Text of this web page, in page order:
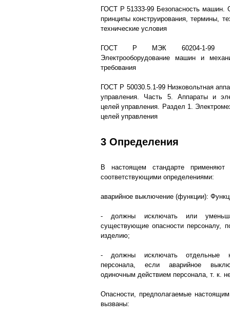
ГОСТ Р 51333-99 Безопасность машин.
принципы конструирования, термины,
технические условия
ГОСТ Р МЭК 60204-1-99
Электрооборудование машин и
требования
ГОСТ Р 50030.5.1-99 Низковольтная
управления. Часть 5. Аппараты и
целей управления. Раздел 1.
целей управления
3 Определения
В настоящем стандарте
соответствующими определениями:
аварийное выключение (функции):
- должны исключать или
существующие опасности персоналу,
изделию;
- должны исключать отдельные
персонала, если аварийное
одиночным действием персонала, т. к.
Опасности, предполагаемые
вызваны: